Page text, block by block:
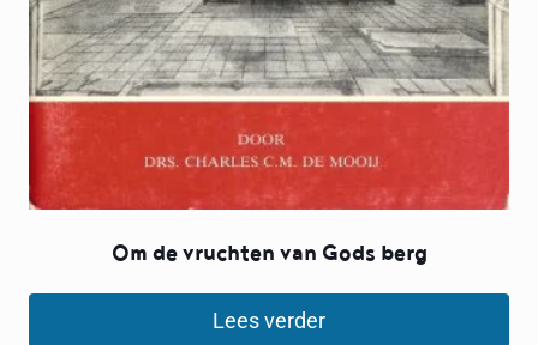
Om de vruchten van Gods berg
Lees verder